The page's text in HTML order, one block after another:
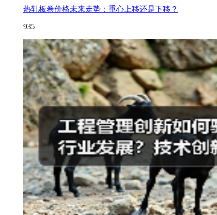
热轧板卷价格未来走势：重心上移还是下移？
935